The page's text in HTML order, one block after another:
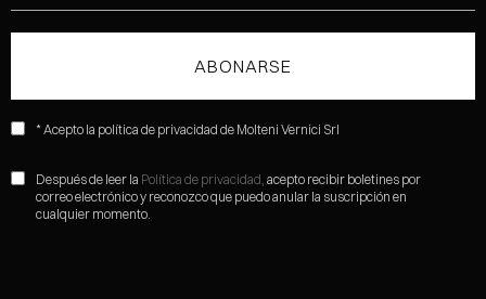
* Acepto la política de privacidad de Molteni Vernici Srl
Después de leer la Política de privacidad, acepto recibir boletines por
correo electrónico y reconozco que puedo anular la suscripción en
cualquier momento.